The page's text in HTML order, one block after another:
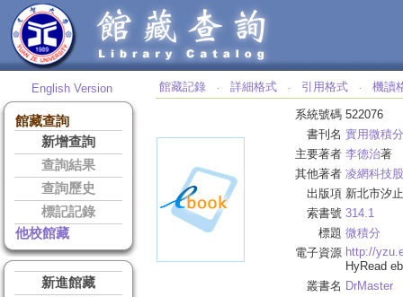
English Version
館藏查詢
新增查詢
查詢結果
查詢歷史
標記記錄
他校館藏
新進館藏
館藏記錄 ‧ 詳細格式 ‧ 引用格式 ‧ 機讀
系統號碼 522076
書刊名 實用微積分
主要著者 李德治著
其他著者 凌網科技
出版項 新北市汐
索書號 314.1
標題 微積分
電子資源 http://
HyRead
叢書名 DrMaster